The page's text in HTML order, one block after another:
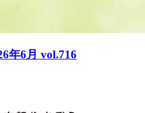
年6月 vol.716